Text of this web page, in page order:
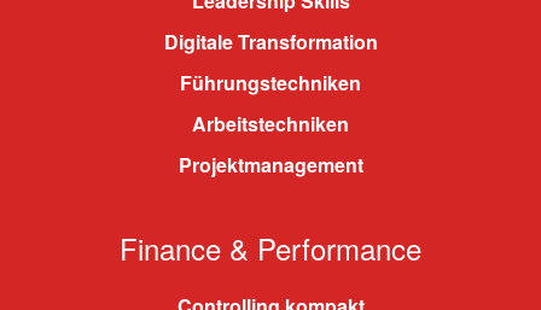
Digitale Transformation
Führungstechniken
Arbeitstechniken
Projektmanagement
Finance & Performance